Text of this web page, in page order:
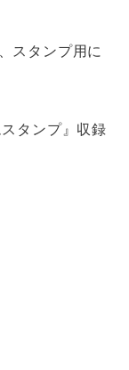
スタンプ用に
タンプ』収録